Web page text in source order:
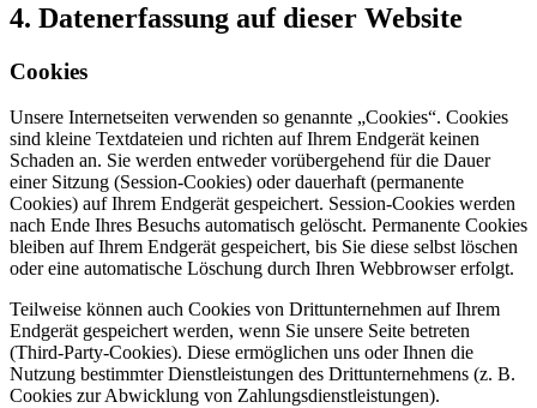
4. Datenerfassung auf dieser Website
Cookies
Unsere Internetseiten verwenden so genannte „Cookies“. Cookies
sind kleine Textdateien und richten auf Ihrem Endgerät keinen
Schaden an. Sie werden entweder vorübergehend für die Dauer
einer Sitzung (Session-Cookies) oder dauerhaft (permanente
Cookies) auf Ihrem Endgerät gespeichert. Session-Cookies werden
nach Ende Ihres Besuchs automatisch gelöscht. Permanente Cookies
bleiben auf Ihrem Endgerät gespeichert, bis Sie diese selbst löschen
oder eine automatische Löschung durch Ihren Webbrowser erfolgt.
Teilweise können auch Cookies von Drittunternehmen auf Ihrem
Endgerät gespeichert werden, wenn Sie unsere Seite betreten
(Third-Party-Cookies). Diese ermöglichen uns oder Ihnen die
Nutzung bestimmter Dienstleistungen des Drittunternehmens (z. B.
Cookies zur Abwicklung von Zahlungsdienstleistungen).